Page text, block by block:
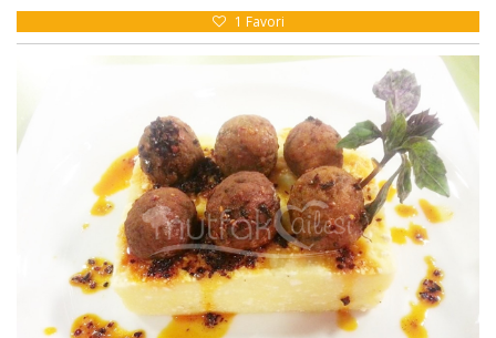
1 Favori